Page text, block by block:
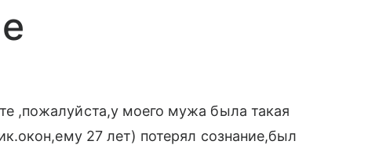
,пожалуйста,у моего мужа была такая
27 лет) потерял сознание,был